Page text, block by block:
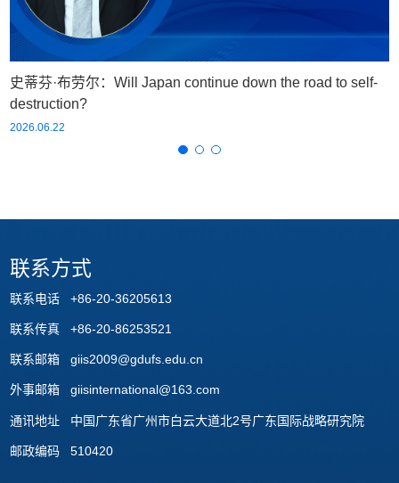
史蒂芬·布劳尔：Will Japan continue down the road to self-
destruction?
2026.06.22
联系方式
联系电话 +86-20-36205613
联系传真 +86-20-86253521
联系邮箱 giis2009@gdufs.edu.cn
外事邮箱 giisinternational@163.com
通讯地址 中国广东省广州市白云大道北2号广东国际战略研究院
邮政编码 510420